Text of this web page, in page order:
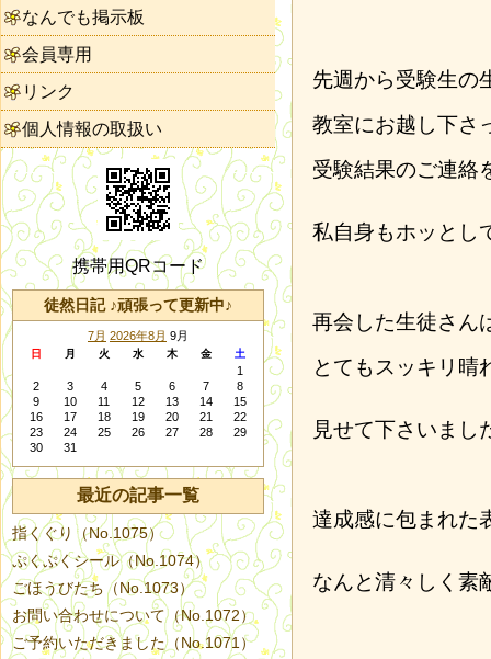
先週から受験生の
教室にお越し下さ
受験結果のご連絡
私自身もホッとし
再会した生徒さん
とてもスッキリ晴
見せて下さいまし
達成感に包まれた
なんと清々しく素
なんでも掲示板
会員専用
リンク
個人情報の取扱い
携帯用QRコード
徒然日記 ♪頑張って更新中♪
7月 2026年8月 9月
日 月 火 水 木 金 土
1
2
3 4 5 6 7
8
9
10 11 12 13 14
15
16
17 18 19 20 21
22
23
24 25 26 27 28
29
30
31
最近の記事一覧
指くぐり（No.1075）
ぷくぷくシール（No.1074）
ごほうびたち（No.1073）
お問い合わせについて（No.1072）
ご予約いただきました（No.1071）